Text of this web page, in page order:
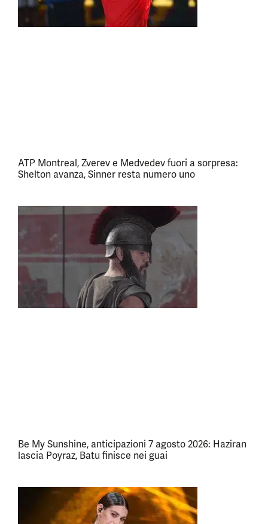
ATP Montreal, Zverev e Medvedev fuori a sorpresa:
Shelton avanza, Sinner resta numero uno
Be My Sunshine, anticipazioni 7 agosto 2026: Haziran
lascia Poyraz, Batu finisce nei guai